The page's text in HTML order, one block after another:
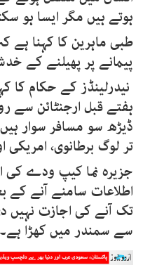
ہوتے ہیں مگر ایسا ہو
طبی ماہرین کا کہنا ہے
پیمانے پر پھیلنے کے
نیدرلینڈز کے حکام کا
ہفتے قبل ارجنٹائن سے
ڈیڑھ سو مسافر سوار
ترلوگ برطانوی، امریکی
جزیرہ نما کیپ ودے کی
اطلاعات سامنے آنے کے
تک آنے کی اجازت نہیں
سے سمندر میں کھڑا ہے۔